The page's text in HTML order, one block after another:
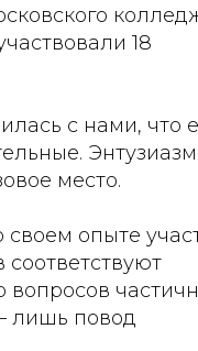
18
с нами, что
Энтузиазм
место.
своем опыте
вопросов
лишь повод